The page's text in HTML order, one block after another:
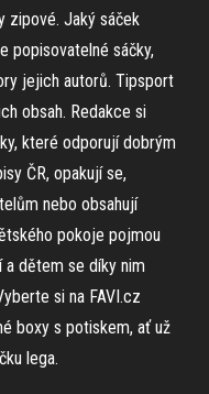
zipové. Jaký sáček
popisovatelné sáčky,
jejich autorů. Tipsport
obsah. Redakce si
které odporují dobrým
ČR, opakují se,
nebo obsahují
pokoje pojmou
a dětem se díky nim
si na FAVI.cz
boxy s potiskem, ať už
lega.